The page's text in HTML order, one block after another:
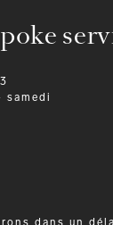
samedi
dans un